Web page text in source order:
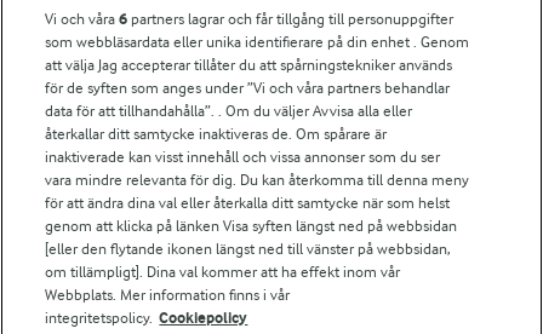
För ägare
Arlas kundportal
Arla.com
Falbygdens Ost
Arla webbshop
Bildbank
Följ oss
Vi och våra6 partners lagrar och får tillgång till personuppgifter
som webbläsardata eller unika identifierare på din enhet . Genom
att välja Jag accepterar tillåter du att spårningstekniker används
för de syften som anges under ”Vi och våra partners behandlar
data för att tillhandahålla”. . Om du väljer Avvisa alla eller
återkallar ditt samtycke inaktiveras de. Om spårare är
inaktiverade kan visst innehåll och vissa annonser som du ser
vara mindre relevanta för dig. Du kan återkomma till denna meny
för att ändra dina val eller återkalla ditt samtycke när som helst
genom att klicka på länken Visa syften längst ned på webbsidan
[eller den flytande ikonen längst ned till vänster på webbsidan,
om tillämpligt]. Dina val kommer att ha effekt inom vår
Webbplats. Mer information finns i vår
integritetspolicy. Cookiepolicy